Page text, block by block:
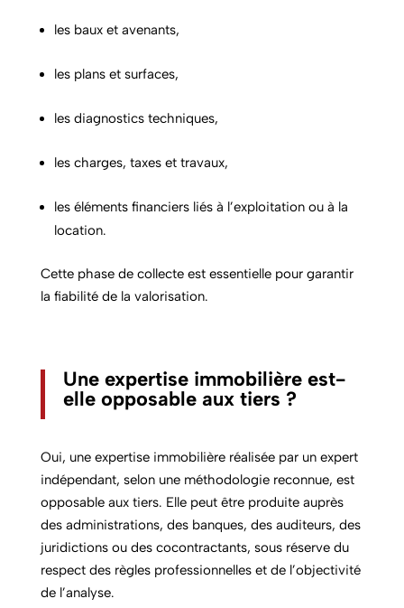
les baux et avenants,
les plans et surfaces,
les diagnostics techniques,
les charges, taxes et travaux,
les éléments financiers liés à l’exploitation ou à la
location.
Cette phase de collecte est essentielle pour garantir
la fiabilité de la valorisation.
Une expertise immobilière est-
elle opposable aux tiers ?
Oui, une expertise immobilière réalisée par un expert
indépendant, selon une méthodologie reconnue, est
opposable aux tiers. Elle peut être produite auprès
des administrations, des banques, des auditeurs, des
juridictions ou des cocontractants, sous réserve du
respect des règles professionnelles et de l’objectivité
de l’analyse.